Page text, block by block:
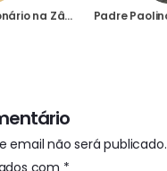
O trabalho missionário na Zâmbia
email não será publicado.